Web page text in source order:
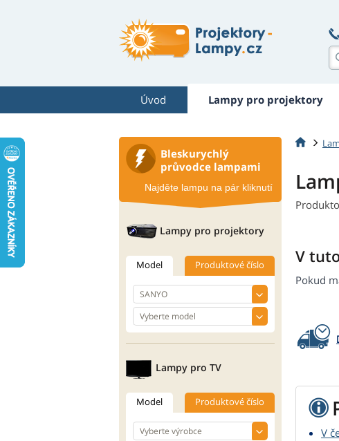
Úvod Lampy pro projektory
V
Pokud
V
Bleskurychlý
průvodce lampami
Najděte lampu na pár kliknutí
Lampy pro projektory
Model Produktové číslo
Lampy pro TV
Model Produktové číslo